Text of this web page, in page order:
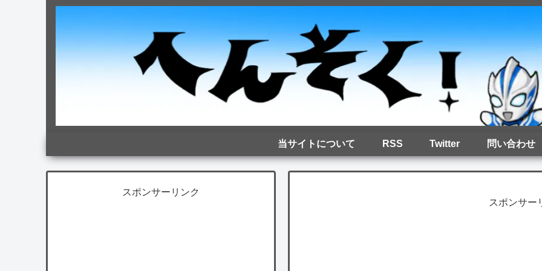
当サイトについて RSS Twitter 問い合わせ
スポンサー
スポンサーリンク